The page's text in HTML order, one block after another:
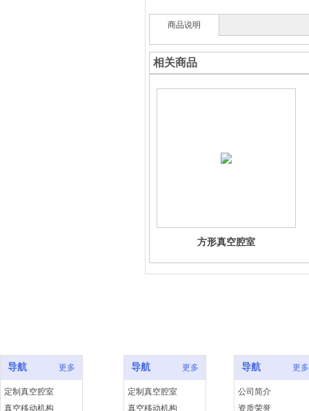
商品说明
相关商品
方形真空腔室
导航 更多
定制真空腔室
真空移动机构
导航 更多
定制真空腔室
真空移动机构
导航 更多
公司简介
资质荣誉